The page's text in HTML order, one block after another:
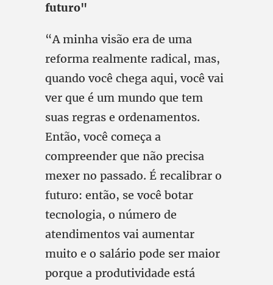
futuro"
“A minha visão era de uma
reforma realmente radical, mas,
quando você chega aqui, você vai
ver que é um mundo que tem
suas regras e ordenamentos.
Então, você começa a
compreender que não precisa
mexer no passado. É recalibrar o
futuro: então, se você botar
tecnologia, o número de
atendimentos vai aumentar
muito e o salário pode ser maior
porque a produtividade está